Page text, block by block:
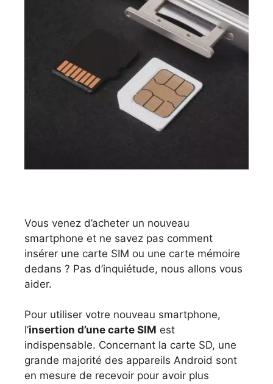
Vous venez d’acheter un nouveau
smartphone et ne savez pas comment
insérer une carte SIM ou une carte mémoire
dedans ? Pas d’inquiétude, nous allons vous
aider.
Pour utiliser votre nouveau smartphone,
l’insertion d’une carte SIM est
indispensable. Concernant la carte SD, une
grande majorité des appareils Android sont
en mesure de recevoir pour avoir plus